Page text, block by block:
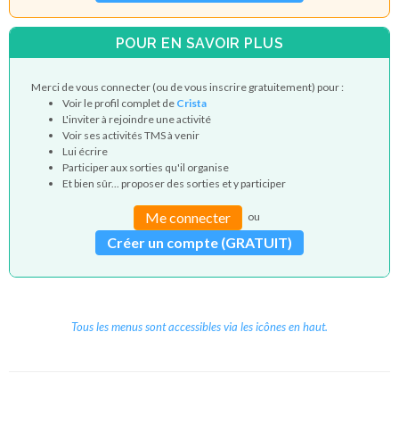
POUR EN SAVOIR PLUS
Merci de vous connecter (ou de vous inscrire gratuitement) pour :
Voir le profil complet de Crista
L'inviter à rejoindre une activité
Voir ses activités TMS à venir
Lui écrire
Participer aux sorties qu'il organise
Et bien sûr... proposer des sorties et y participer
Me connecter ou
Créer un compte (GRATUIT)
Tous les menus sont accessibles via les icônes en haut.